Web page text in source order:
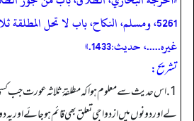
5261، ومسلم، النكاح، باب لا تحل
غيره.....، حديث:1433.»
تشریح:
1. اس حدیث سے معلوم ہوا کہ مطلقۂ ثلاثہ عورت
لے اور دونوں میں ازدواجی تعلق بھی قائم ہو جائے اور